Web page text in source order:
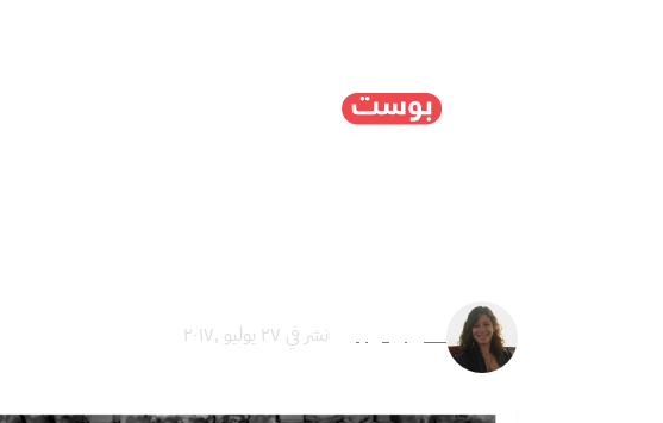
آشلي رودريجوز نشر في ٢٧ يوليو ,٢٠١٧